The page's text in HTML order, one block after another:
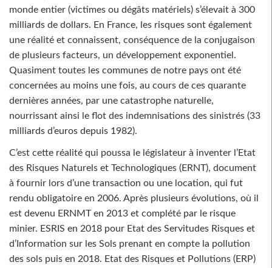
monde entier (victimes ou dégâts matériels) s’élevait à 300
milliards de dollars. En France, les risques sont également
une réalité et connaissent, conséquence de la conjugaison
de plusieurs facteurs, un développement exponentiel.
Quasiment toutes les communes de notre pays ont été
concernées au moins une fois, au cours de ces quarante
dernières années, par une catastrophe naturelle,
nourrissant ainsi le flot des indemnisations des sinistrés (33
milliards d’euros depuis 1982).
C’est cette réalité qui poussa le législateur à inventer l’Etat
des Risques Naturels et Technologiques (ERNT), document
à fournir lors d’une transaction ou une location, qui fut
rendu obligatoire en 2006. Après plusieurs évolutions, où il
est devenu ERNMT en 2013 et complété par le risque
minier. ESRIS en 2018 pour Etat des Servitudes Risques et
d’Information sur les Sols prenant en compte la pollution
des sols puis en 2018. Etat des Risques et Pollutions (ERP)